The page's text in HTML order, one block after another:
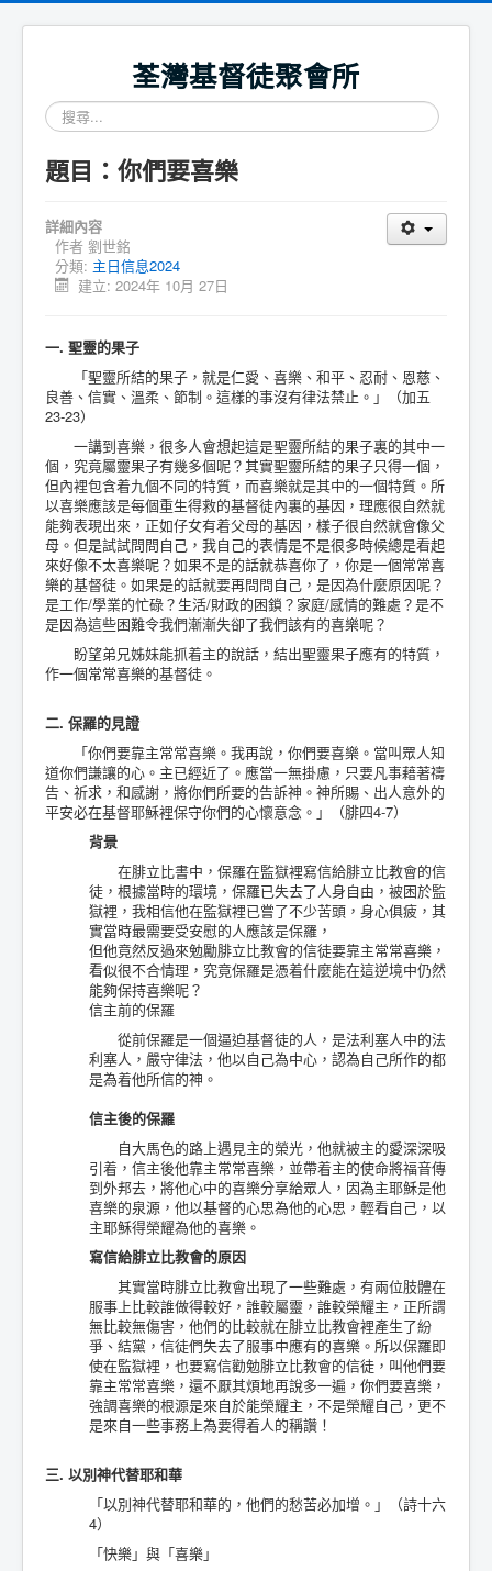
荃灣基督徒聚會所
搜
尋...
題目：你們要喜樂
詳細內容
作者 劉世銘
分類: 主日信息2024
建立: 2024年 10月 27日
一. 聖靈的果子
「聖靈所結的果子，就是仁愛、喜樂、和平、忍耐、恩慈、
良善、信實、溫柔、節制。這樣的事沒有律法禁止。」（加五
23-23）
一講到喜樂，很多人會想起這是聖靈所結的果子裏的其中一
個，究竟屬靈果子有幾多個呢？其實聖靈所結的果子只得一個，
但內裡包含着九個不同的特質，而喜樂就是其中的一個特質。所
以喜樂應該是每個重生得救的基督徒內裏的基因，理應很自然就
能夠表現出來，正如仔女有着父母的基因，樣子很自然就會像父
母。但是試試問問自己，我自己的表情是不是很多時候總是看起
來好像不太喜樂呢？如果不是的話就恭喜你了，你是一個常常喜
樂的基督徒。如果是的話就要再問問自己，是因為什麼原因呢？
是工作/學業的忙碌？生活/財政的困鎖？家庭/感情的難處？是不
是因為這些困難令我們漸漸失卻了我們該有的喜樂呢？
盼望弟兄姊妹能抓着主的說話，結出聖靈果子應有的特質，
作一個常常喜樂的基督徒。
二. 保羅的見證
「你們要靠主常常喜樂。我再說，你們要喜樂。當叫眾人知
道你們謙讓的心。主已經近了。應當一無掛慮，只要凡事藉著禱
告、祈求，和感謝，將你們所要的告訴神。神所賜、出人意外的
平安必在基督耶穌裡保守你們的心懷意念。」（腓四4-7）
背景
在腓立比書中，保羅在監獄裡寫信給腓立比教會的信
徒，根據當時的環境，保羅已失去了人身自由，被困於監
獄裡，我相信他在監獄裡已嘗了不少苦頭，身心俱疲，其
實當時最需要受安慰的人應該是保羅，
但他竟然反過來勉勵腓立比教會的信徒要靠主常常喜樂，
看似很不合情理，究竟保羅是憑着什麼能在這逆境中仍然
能夠保持喜樂呢？
信主前的保羅
從前保羅是一個逼迫基督徒的人，是法利塞人中的法
利塞人，嚴守律法，他以自己為中心，認為自己所作的都
是為着他所信的神。
信主後的保羅
自大馬色的路上遇見主的榮光，他就被主的愛深深吸
引着，信主後他靠主常常喜樂，並帶着主的使命將福音傳
到外邦去，將他心中的喜樂分享給眾人，因為主耶穌是他
喜樂的泉源，他以基督的心思為他的心思，輕看自己，以
主耶穌得榮耀為他的喜樂。
寫信給腓立比教會的原因
其實當時腓立比教會出現了一些難處，有兩位肢體在
服事上比較誰做得較好，誰較屬靈，誰較榮耀主，正所謂
無比較無傷害，他們的比較就在腓立比教會裡產生了紛
爭、結黨，信徒們失去了服事中應有的喜樂。所以保羅即
使在監獄裡，也要寫信勸勉腓立比教會的信徒，叫他們要
靠主常常喜樂，還不厭其煩地再說多一遍，你們要喜樂，
強調喜樂的根源是來自於能榮耀主，不是榮耀自己，更不
是來自一些事務上為要得着人的稱讚！
三. 以別神代替耶和華
「以別神代替耶和華的，他們的愁苦必加增。」（詩十六
4）
「快樂」與「喜樂」